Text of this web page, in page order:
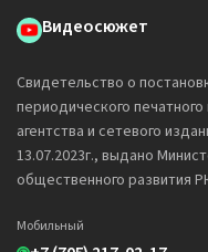
Видеосюжет
Свидетельство о
периодического
агентства и сетевого
13.07.2023г., выдано
общественного развития
Мобильный